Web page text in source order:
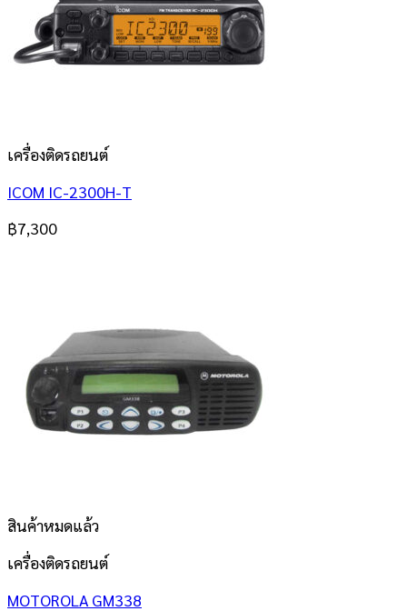
เครื่องติดรถยนต์
ICOM IC-2300H-T
฿7,300
สินค้าหมดแล้ว
เครื่องติดรถยนต์
MOTOROLA GM338